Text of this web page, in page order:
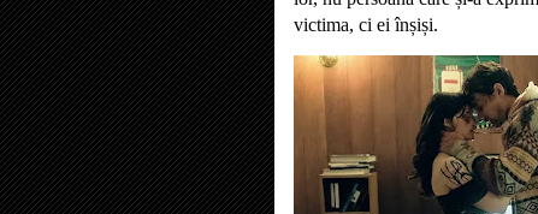
victima, ci ei înșiși.